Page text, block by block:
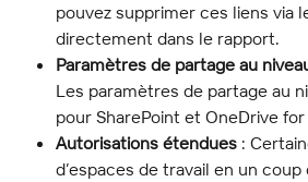
pouvez supprimer ces liens via
directement dans le rapport.
Paramètres de partage au
Les paramètres de partage au
pour SharePoint et OneDrive
Autorisations étendues :
d’espaces de travail en un